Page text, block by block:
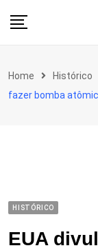
Home Histórico
fazer bomba
HISTÓRICO
EUA